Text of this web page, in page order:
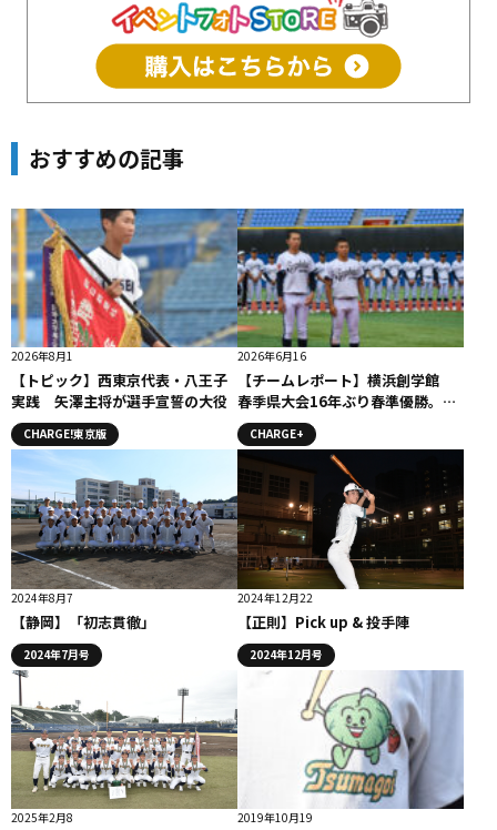
おすすめの記事
2026年8月1
【トピック】西東京代表・八王子
実践 矢澤主将が選手宣誓の大役
CHARGE!東京版
2026年6月16
【チームレポート】横浜創学館
春季県大会16年ぶり春準優勝。万
全の継投策で夏に向けて手応え
CHARGE+
2024年8月7
【静岡】「初志貫徹」
2024年7月号
2024年12月22
【正則】Pick up & 投手陣
2024年12月号
2025年2月8 2019年10月19